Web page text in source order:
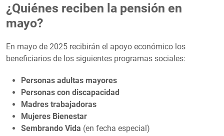
¿Quiénes reciben la pensión en
mayo?
En mayo de 2025 recibirán el apoyo económico los
beneficiarios de los siguientes programas sociales:
Personas adultas mayores
Personas con discapacidad
Madres trabajadoras
Mujeres Bienestar
Sembrando Vida (en fecha especial)